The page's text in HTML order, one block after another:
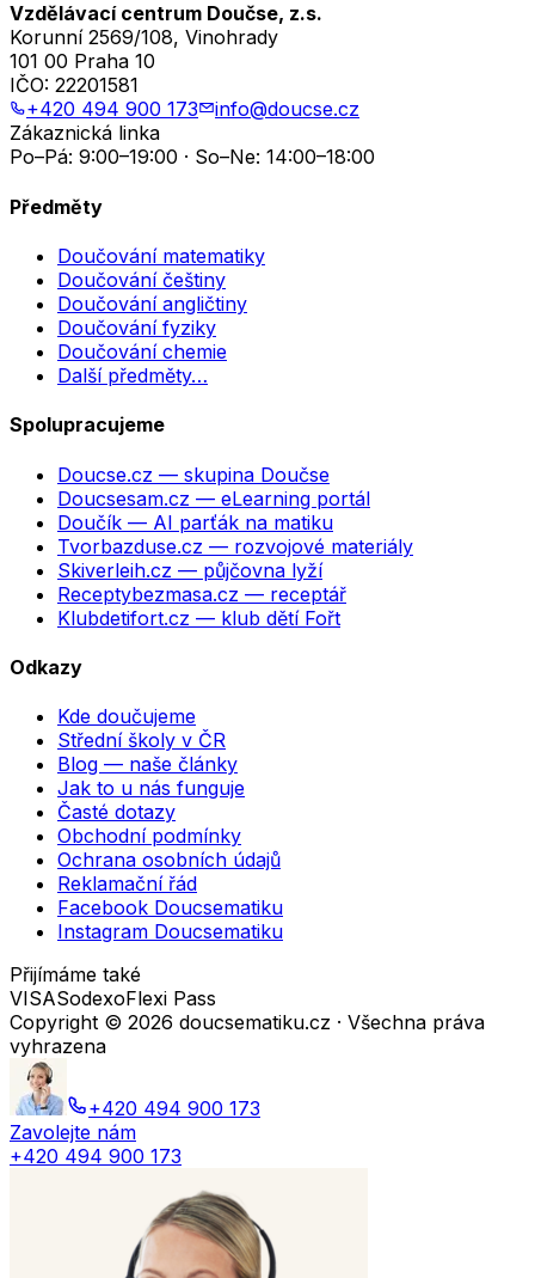
Vzdělávací centrum Doučse, z.s.
Korunní 2569/108, Vinohrady
101 00 Praha 10
IČO: 22201581
+420 494 900 173
info@doucse.cz
Zákaznická linka
Po–Pá: 9:00–19:00 · So–Ne: 14:00–18:00
Předměty
Doučování matematiky
Doučování češtiny
Doučování angličtiny
Doučování fyziky
Doučování chemie
Další předměty…
Spolupracujeme
Doucse.cz — skupina Doučse
Doucsesam.cz — eLearning portál
Doučík — AI parťák na matiku
Tvorbazduse.cz — rozvojové materiály
Skiverleih.cz — půjčovna lyží
Receptybezmasa.cz — receptář
Klubdetifort.cz — klub dětí Fořt
Odkazy
Kde doučujeme
Střední školy v ČR
Blog — naše články
Jak to u nás funguje
Časté dotazy
Obchodní podmínky
Ochrana osobních údajů
Reklamační řád
Facebook Doucsematiku
Instagram Doucsematiku
Přijímáme také
VISASodexoFlexi Pass
Copyright © 2026 doucsematiku.cz · Všechna práva
vyhrazena
+420 494 900 173
Zavolejte nám
+420 494 900 173